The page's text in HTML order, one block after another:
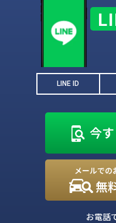
LINE ID
今
メールでの
無
お電話